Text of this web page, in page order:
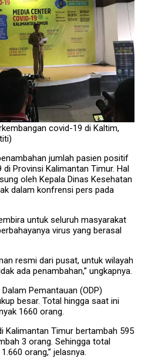
covid-19 di Kaltim,
jumlah pasien positif
Provinsi Kalimantan Timur. Hal
oleh Kepala Dinas Kesehatan
dalam konfrensi pers pada
untuk seluruh masyarakat
virus yang berasal
resmi dari pusat, untuk wilayah
ada penambahan,” ungkapnya.
Pemantauan (ODP)
besar. Total hingga saat ini
1660 orang.
Kalimantan Timur bertambah 595
3 orang. Sehingga total
orang,” jelasnya.